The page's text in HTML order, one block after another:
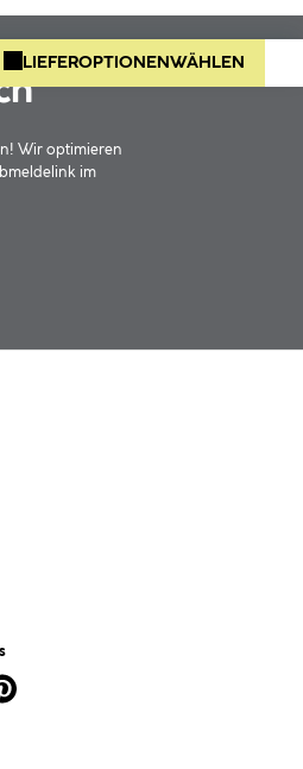
LIEFEROPTIONEN WÄHLEN
Wir optimieren
im